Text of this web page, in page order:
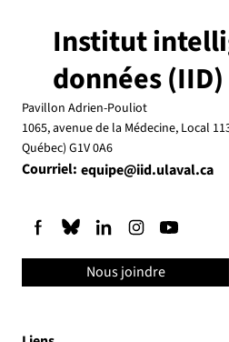
La souveraineté
des des conférences
Institut
données (IID)
Pavillon Adrien-Pouliot
1065, avenue de la Médecine, Local
Québec) G1V 0A6
Courriel: equipe@iid.ulaval.ca
Nous joindre